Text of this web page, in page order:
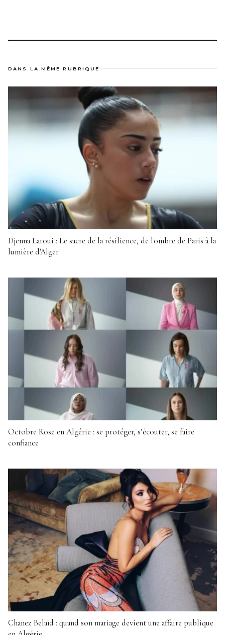
DANS LA MÊME RUBRIQUE
Djenna Laroui : Le sacre de la résilience, de l'ombre de Paris à la
lumière d'Alger
Octobre Rose en Algérie : se protéger, s’écouter, se faire
confiance
Chanez Belaïd : quand son mariage devient une affaire publique